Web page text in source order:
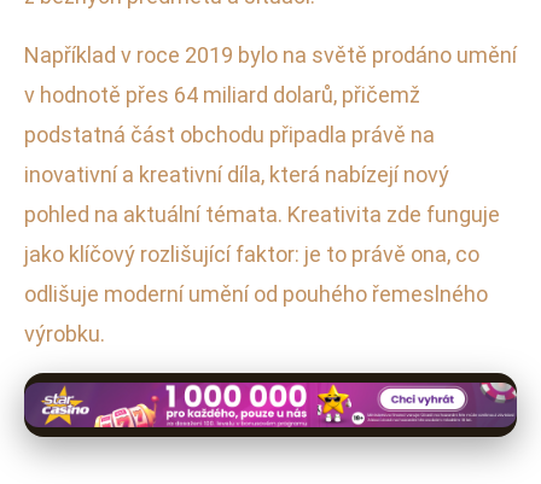
Například v roce 2019 bylo na světě prodáno umění
v hodnotě přes 64 miliard dolarů, přičemž
podstatná část obchodu připadla právě na
inovativní a kreativní díla, která nabízejí nový
pohled na aktuální témata. Kreativita zde funguje
jako klíčový rozlišující faktor: je to právě ona, co
odlišuje moderní umění od pouhého řemeslného
výrobku.